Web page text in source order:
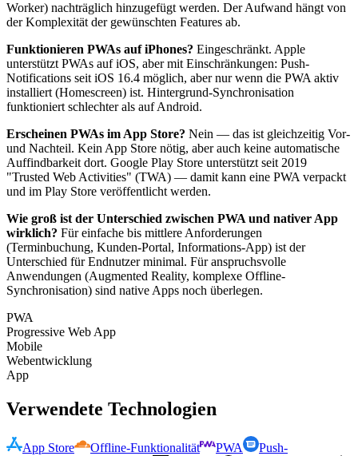
Worker) nachträglich hinzugefügt werden. Der Aufwand hängt von
der Komplexität der gewünschten Features ab.
Funktionieren PWAs auf iPhones? Eingeschränkt. Apple
unterstützt PWAs auf iOS, aber mit Einschränkungen: Push-
Notifications seit iOS 16.4 möglich, aber nur wenn die PWA aktiv
installiert (Homescreen) ist. Hintergrund-Synchronisation
funktioniert schlechter als auf Android.
Erscheinen PWAs im App Store? Nein — das ist gleichzeitig Vor-
und Nachteil. Kein App Store nötig, aber auch keine automatische
Auffindbarkeit dort. Google Play Store unterstützt seit 2019
"Trusted Web Activities" (TWA) — damit kann eine PWA verpackt
und im Play Store veröffentlicht werden.
Wie groß ist der Unterschied zwischen PWA und nativer App
wirklich? Für einfache bis mittlere Anforderungen
(Terminbuchung, Kunden-Portal, Informations-App) ist der
Unterschied für Endnutzer minimal. Für anspruchsvolle
Anwendungen (Augmented Reality, komplexe Offline-
Synchronisation) sind native Apps noch überlegen.
PWA
Progressive Web App
Mobile
Webentwicklung
App
Verwendete Technologien
App Store Offline-Funktionalität PWA
Push-